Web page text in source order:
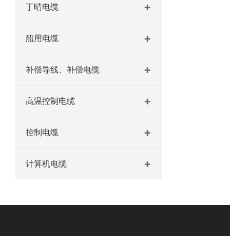
丁晴电缆
船用电缆
补偿导线、补偿电缆
高温控制电缆
控制电缆
计算机电缆